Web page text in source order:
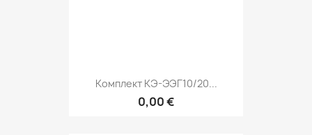
Комплект КЭ-ЭЭГ10/20...
0,00 €